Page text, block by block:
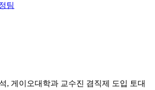
팀
, 게이오대학과 교수진 겸직제 도입 토대